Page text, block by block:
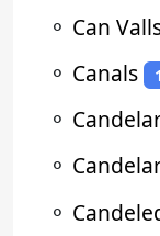
⚬ Can
⚬ Canals
⚬
⚬
⚬